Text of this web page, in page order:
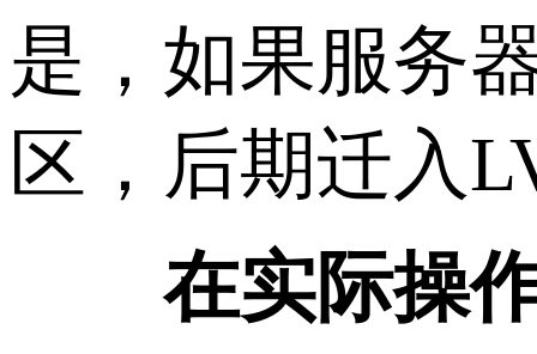
是，如果服务
区，后期迁入
在实际操作